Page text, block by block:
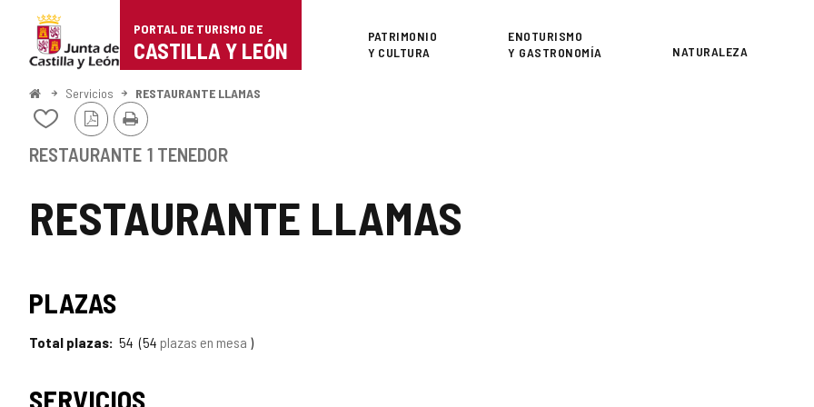
Portal
de
Turismo
Castilla
León
PORTAL DE TURISMO DE
CASTILLA Y LEÓN
Superior
PATRIMONIO
Y CULTURA
ENOTURISMO
Y GASTRONOMÍA
NATURALEZA
InicioServicios RESTAURANTE LLAMAS
RESTAURANTE LLAMAS
Añadir/quitar
mis
Versión
PDF
Imprimir
RESTAURANTE 1 TENEDOR
PLAZAS
Total plazas 54 54 plazas en mesa
SERVICIOS